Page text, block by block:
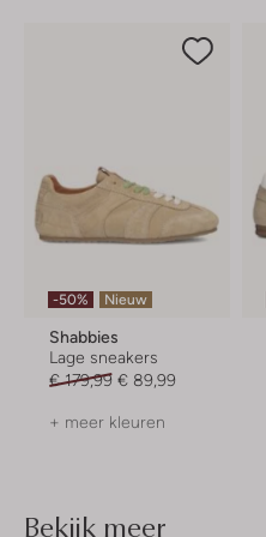
-50% Nieuw
Shabbies
Lage sneakers
€ 179,99 € 89,99
+ meer kleuren
Bekijk meer